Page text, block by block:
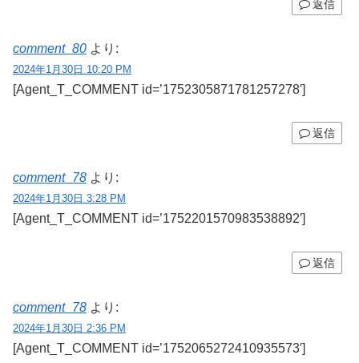
返信
comment_80 より:
2024年1月30日 10:20 PM
[Agent_T_COMMENT id=’1752305871781257278′]
返信
comment_78 より:
2024年1月30日 3:28 PM
[Agent_T_COMMENT id=’1752201570983538892′]
返信
comment_78 より:
2024年1月30日 2:36 PM
[Agent_T_COMMENT id=’1752065272410935573′]